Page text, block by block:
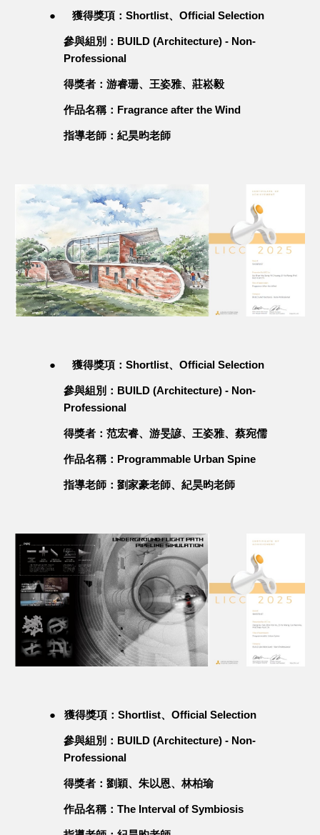
● 獲得獎項：Shortlist、Official Selection
參與組別：BUILD (Architecture) - Non-
Professional
得獎者：游睿珊、王姿雅、莊崧毅
作品名稱：Fragrance after the Wind
指導老師：紀昊昀老師
● 獲得獎項：Shortlist、Official Selection
參與組別：BUILD (Architecture) - Non-
Professional
得獎者：范宏睿、游旻諺、王姿雅、蔡宛儒
作品名稱：Programmable Urban Spine
指導老師：劉家豪老師、紀昊昀老師
● 獲得獎項：Shortlist、Official Selection
參與組別：BUILD (Architecture) - Non-
Professional
得獎者：劉穎、朱以恩、林柏瑜
作品名稱：The Interval of Symbiosis